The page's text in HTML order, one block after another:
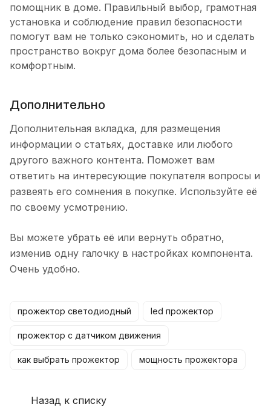
помощник в доме. Правильный выбор, грамотная
установка и соблюдение правил безопасности
помогут вам не только сэкономить, но и сделать
пространство вокруг дома более безопасным и
комфортным.
Дополнительно
Дополнительная вкладка, для размещения
информации о статьях, доставке или любого
другого важного контента. Поможет вам
ответить на интересующие покупателя вопросы и
развеять его сомнения в покупке. Используйте её
по своему усмотрению.
Вы можете убрать её или вернуть обратно,
изменив одну галочку в настройках компонента.
Очень удобно.
прожектор светодиодный led прожектор
прожектор с датчиком движения
как выбрать прожектор мощность прожектора
Назад к списку